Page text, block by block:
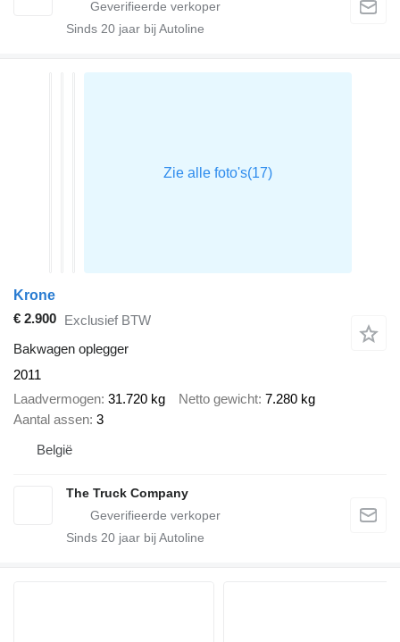
Sinds 20 jaar bij Autoline
Krone
€ 2.900 Exclusief BTW
Bakwagen oplegger
2011
Laadvermogen 31.720 kg Netto gewicht 7.280 kg
Aantal assen 3
België
The Truck Company
Sinds 20 jaar bij Autoline